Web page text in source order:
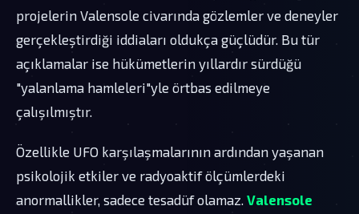
projelerin Valensole civarında gözlemler ve deneyler
gerçekleştirdiği iddiaları oldukça güçlüdür. Bu tür
açıklamalar ise hükümetlerin yıllardır sürdüğü
"yalanlama hamleleri"yle örtbas edilmeye
çalışılmıştır.
Özellikle UFO karşılaşmalarının ardından yaşanan
psikolojik etkiler ve radyoaktif ölçümlerdeki
anormallikler, sadece tesadüf olamaz. Valensole